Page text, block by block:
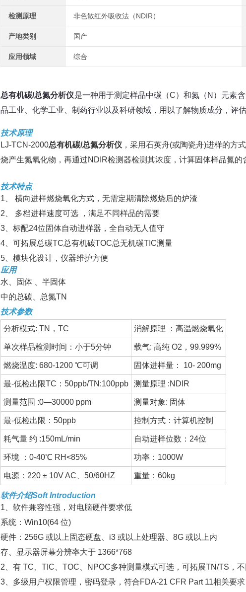
检测原理 非色散红外吸收法（NDIR）
产地类别 国产
应用领域 综合
总有机碳/总氮分析仪是一种用于测定样品中碳（C）和氮（N）元素
品工业、化学工业、制药行业以及科研领域，用以了解物质成分，评
技术原理
LJ-TCN-2000总有机碳/总氮分析仪 ，采用石英舟(或陶瓷舟)进样的方
烧产生氮氧化物，再通过NDIR检测器检测其浓度，计算固体样品氮的
技术特点
1、 横向进样燃烧氧化方式，无需定期清除燃烧后的炉渣
2、 多档进样速度可选 ，满足不同样品的需要
3、标配24位固体自动进样器，全自动无人值守
4、可拓展总碳TC总有机碳TOC总无机碳TIC测量
5、模块化设计，仪器维护方便
应用
水、固体 、半固体
中的总碳、总氮TN
技术参数
分析模式: TN，TC
消解原理 ：高温燃烧氧化
单次样品检测时间：小于5分钟 载气: 高纯 O2，99.999%
燃烧温度: 680-1200 ℃可调 固体进样量： 10- 200mg
最-低检出限TC：50ppb/TN:100ppb 测量原理 :NDIR
测量范围 :0—30000 ppm 测量对象: 固体
最-低检出限：50ppb 控制方式：计算机控制
耗气量 约 :150mL/min 自动进样位数：24位
环境 ：0-40℃ RH<85% 功率：1000W
电源：220 ± 10V AC、50/60HZ 重量：60kg
软件介绍Soft Introduction
1、软件兼容性强，对电脑硬件要求低
系统：Win10(64 位)
硬件：256G 或以上固态硬盘、i3 或以上处理器、8G 或以上内
存、显示器屏幕分辨率大于 1366*768
2、有 TC、TIC、TOC、NPOC多种测量模式可选，可拓展TN/TS，
3、多级用户权限管理，密码登录，符合FDA-21 CFR Part 11相关要求